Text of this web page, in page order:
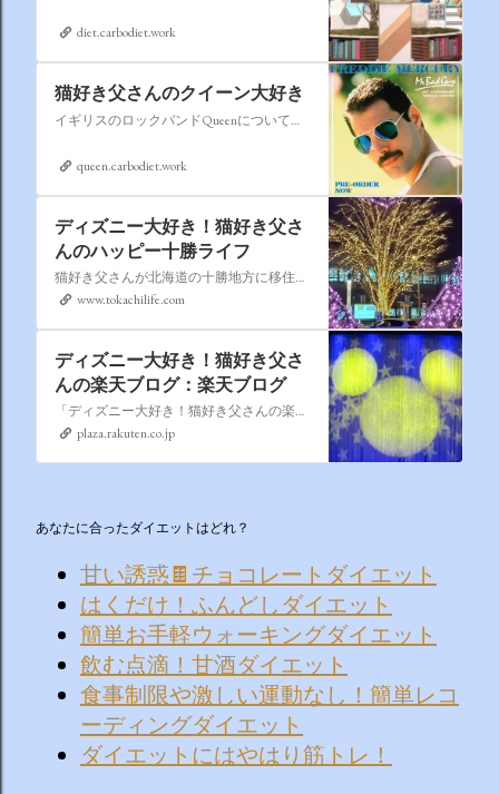
diet.carbodiet.work
猫好き父さんのクイーン大好き
イギリスのロックバンドQueenについての情報をアップします。
queen.carbodiet.work
ディズニー大好き！猫好き父さ
んのハッピー十勝ライフ
猫好き父さんが北海道の十勝地方に移住しました。なれない北海道の暮らしについてお伝えします。
www.tokachilife.com
ディズニー大好き！猫好き父さ
んの楽天ブログ：楽天ブログ
「ディズニー大好き！猫好き父さんの楽天ブログ」にようこそ！ いろんなブログサービスが廃止になるなか満を持して楽天ブログをはじめようと思います。 よろしくお願いいたします。
plaza.rakuten.co.jp
あなたに合ったダイエットはどれ？
甘い誘惑🍫チョコレートダイエット
はくだけ！ふんどしダイエット
簡単お手軽ウォーキングダイエット
飲む点滴！甘酒ダイエット
食事制限や激しい運動なし！簡単レコ
ーディングダイエット
ダイエットにはやはり筋トレ！